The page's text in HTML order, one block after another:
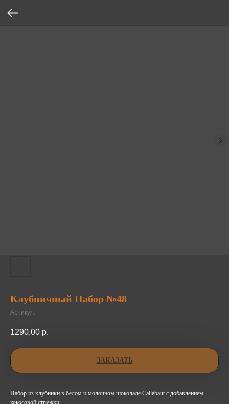
Клубничный Набор №48
Артикул:
1290,00 р.
ЗАКАЗАТЬ
Набор из клубники в белом и молочном шоколаде Callebaut с добавлением